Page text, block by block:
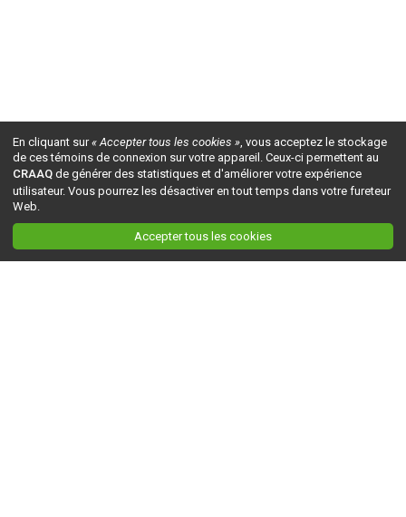
En cliquant sur« Accepter tous les cookies », vous acceptez le stockage
de ces témoins de connexion sur votre appareil. Ceux-ci permettent au
CRAAQ de générer des statistiques et d'améliorer votre expérience
utilisateur. Vous pourrez les désactiver en tout temps dans votre fureteur
Web.
Accepter tous les cookies